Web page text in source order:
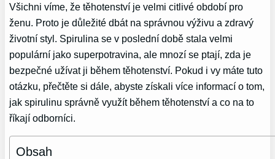
Všichni víme, že těhotenství je velmi citlivé období pro
ženu. Proto je důležité dbát na správnou výživu a zdravý
životní styl. Spirulina se v poslední době stala velmi
populární jako superpotravina, ale mnozí se ptají, zda je
bezpečné užívat ji během těhotenství. Pokud i vy máte tuto
otázku, přečtěte si dále, abyste získali více informací o tom,
jak spirulinu správně využít během těhotenství a co na to
říkají odborníci.
Obsah